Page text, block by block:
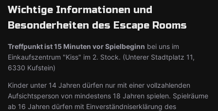
Wichtige Informationen und
Besonderheiten des Escape Rooms
Treffpunkt ist 15 Minuten vor Spielbeginn bei uns im
Einkaufszentrum "Kiss" im 2. Stock. (Unterer Stadtplatz 11,
6330 Kufstein)
Kinder unter 14 Jahren dürfen nur mit einer vollzahlenden
Aufsichtsperson von mindestens 18 Jahren spielen. Spielräume
ab 16 Jahren dürfen mit Einverständniserklärung des